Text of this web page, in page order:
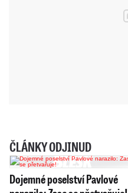
ČLÁNKY ODJINUD
Dojemné poselství Pavlové